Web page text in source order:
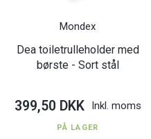
Mondex
Dea toiletrulleholder med
børste - Sort stål
399,50 DKK Inkl. moms
PÅ LAGER